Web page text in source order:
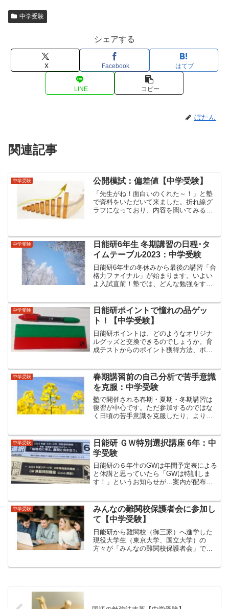
中学受験
シェアする
X Facebook はてブ
LINE コピー
ぼたん
関連記事
中学受験 公開模試：偏差値【中学受験】
「先生がね！面白いのくれた～！」と塾
で資料をいただいて来ました。折れ線グ
ラフになっており、内容を聞いてみる
方が良いんだって良い時もあ...
中学受験
日能研6年生 冬期講習の日程･タ
イムテーブル2023：中学受験
日能研6年生の冬休みから最後の講習「合
格力ファイナル」が始まります。いよい
よ入試直前！塾では、どんな勉強をする
ポート）についてレポートします✏日能
研 冬期講習（合格...
中学受験
日能研ポイントで憧れの品ゲッ
ト！【中学受験】
日能研ポイントは、どのようなオリジナ
ルグッズと交換できるのでしょうか。育
成テストからのポイント獲得方法、ポイ
チベーションも上がります。
中学受験
春期講習前の自己分析で苦手意識
を克服：中学受験
塾で開催される春期・夏期・冬期講習は
復習が中心です。ただ参加するのではな
く日頃の苦手意識を克服したり、より理
回、自己分析をし弱点を洗い出し講習へ
の目標を立てました。苦手...
中学受験
日能研 ＧＷ特別選択講座 6年：中
学受験
日能研の６年生のGWは年間予定表による
と休講と思っていたら「GWは特訓しま
す！」というお知らせが…案内が配布さ
ん！しかも４月の１週目というバタバタ
期。腰を据えて考える時...
中学受験
みんなの難関校保護者会に参加し
て【中学受験】
日能研から難関校（御三家）へ進学した
現役大学生（東京大学、国立大学）の
方々が「みんなの難関校保護者会」で、